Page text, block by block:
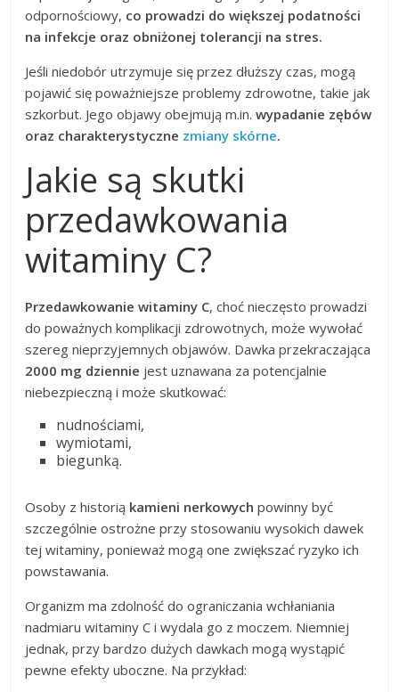
odpornościowy, co prowadzi do większej podatności
na infekcje oraz obniżonej tolerancji na stres.
Jeśli niedobór utrzymuje się przez dłuższy czas, mogą
pojawić się poważniejsze problemy zdrowotne, takie jak
szkorbut. Jego objawy obejmują m.in.wypadanie zębów
oraz charakterystyczne zmiany skórne.
Jakie są skutki
przedawkowania
witaminy C?
Przedawkowanie witaminy C, choć nieczęsto prowadzi
do poważnych komplikacji zdrowotnych, może wywołać
szereg nieprzyjemnych objawów. Dawka przekraczająca
2000 mg dziennie jest uznawana za potencjalnie
niebezpieczną i może skutkować:
nudnościami,
wymiotami,
biegunką.
Osoby z historią kamieni nerkowych powinny być
szczególnie ostrożne przy stosowaniu wysokich dawek
tej witaminy, ponieważ mogą one zwiększać ryzyko ich
powstawania.
Organizm ma zdolność do ograniczania wchłaniania
nadmiaru witaminy C i wydala go z moczem. Niemniej
jednak, przy bardzo dużych dawkach mogą wystąpić
pewne efekty uboczne. Na przykład: